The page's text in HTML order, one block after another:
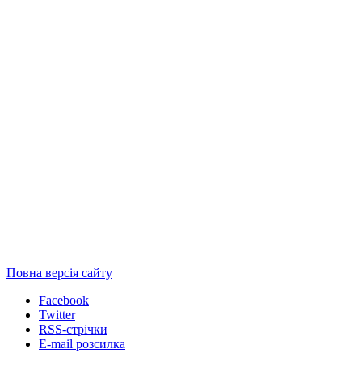
Повна версія сайту
Facebook
Twitter
RSS-стрічки
E-mail розсилка